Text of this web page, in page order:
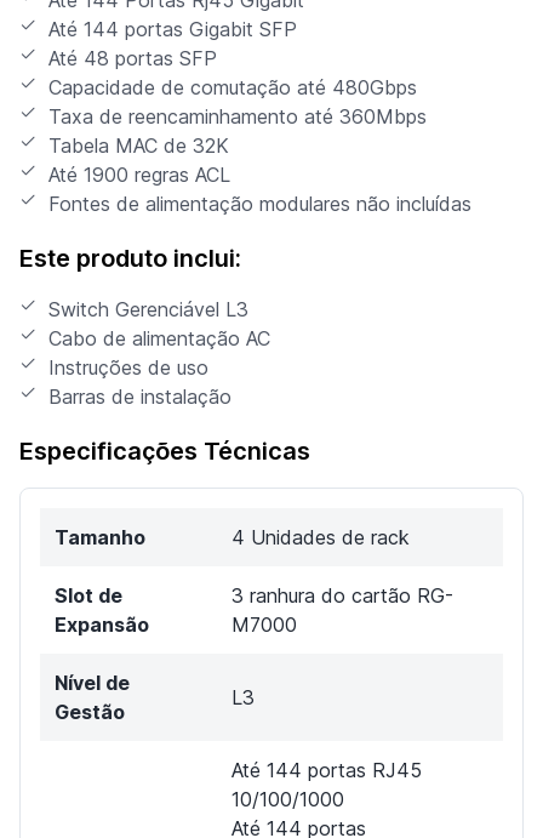
Até 144 portas Gigabit SFP
Até 48 portas SFP
Capacidade de comutação até 480Gbps
Taxa de reencaminhamento até 360Mbps
Tabela MAC de 32K
Até 1900 regras ACL
Fontes de alimentação modulares não incluídas
Este produto inclui:
Switch Gerenciável L3
Cabo de alimentação AC
Instruções de uso
Barras de instalação
Especificações Técnicas
Tamanho 4 Unidades de rack
Slot de
Expansão
3 ranhura do cartão RG-
M7000
Nível de
Gestão
L3
Até 144 portas RJ45
10/100/1000
Até 144 portas